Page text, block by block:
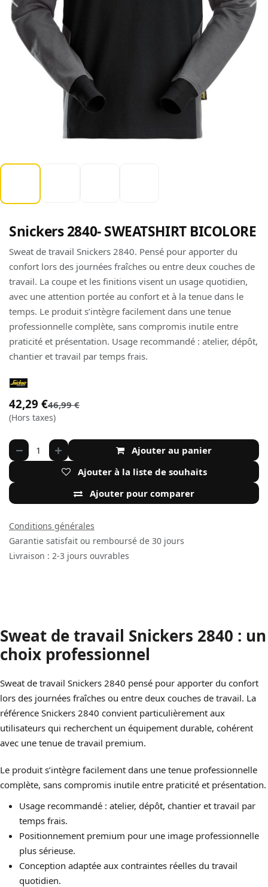
Snickers 2840- SWEATSHIRT BICOLORE
Sweat de travail Snickers 2840. Pensé pour apporter du
confort lors des journées fraîches ou entre deux couches de
travail. La coupe et les finitions visent un usage quotidien,
avec une attention portée au confort et à la tenue dans le
temps. Le produit s’intègre facilement dans une tenue
professionnelle complète, sans compromis inutile entre
praticité et présentation. Usage recommandé : atelier, dépôt,
chantier et travail par temps frais.
42,29 €46,99€
(Hors taxes)
Ajouter au panier
Ajouter pour comparer
Ajouter à la liste de souhaits
Conditions générales
Garantie satisfait ou remboursé de 30 jours
Livraison : 2-3 jours ouvrables
Sweat de travail Snickers 2840 : un
choix professionnel
Sweat de travail Snickers 2840 pensé pour apporter du confort
lors des journées fraîches ou entre deux couches de travail. La
référence Snickers 2840 convient particulièrement aux
utilisateurs qui recherchent un équipement durable, cohérent
avec une tenue de travail premium.
Le produit s’intègre facilement dans une tenue professionnelle
complète, sans compromis inutile entre praticité et présentation.
Usage recommandé : atelier, dépôt, chantier et travail par
temps frais.
Positionnement premium pour une image professionnelle
plus sérieuse.
Conception adaptée aux contraintes réelles du travail
quotidien.